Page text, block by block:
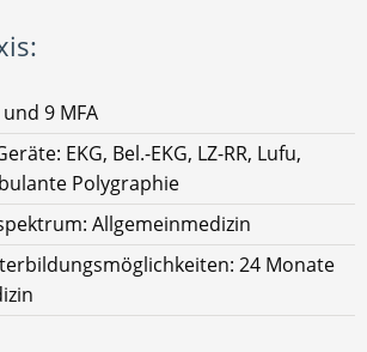
9 MFA
EKG, Bel.-EKG, LZ-RR, Lufu,
Polygraphie
Allgemeinmedizin
24 Monate